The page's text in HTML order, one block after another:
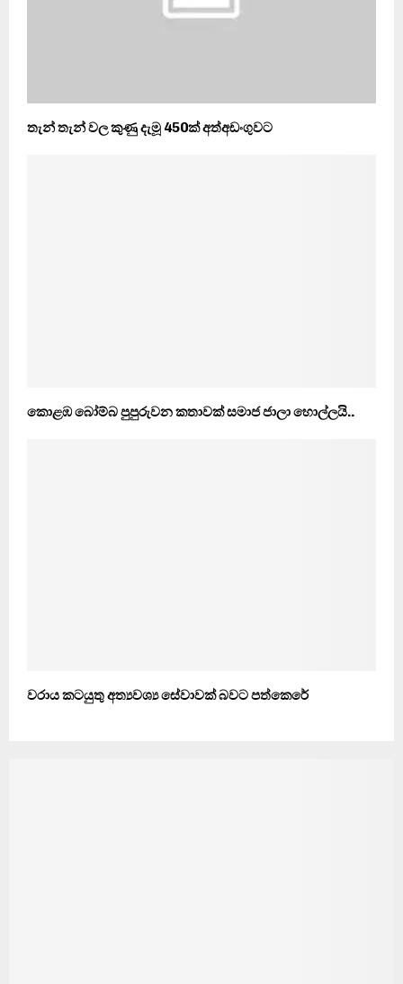
තැන් තැන් වල කුණු දැමූ 450ක් අත්අඩංගුවට
කොළඹ බෝම්බ පුපුරුවන කතාවක් සමාජ ජාලා හොල්ලයි..
වරාය කටයුතු අත්‍යවශ්‍ය සේවාවක් බවට පත්කෙරේ